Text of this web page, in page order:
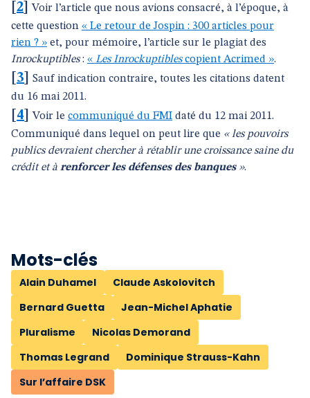
2 ]Voir l’article que nous avions consacré, à l’époque, à
cette question « Le retour de Jospin : 300 articles pour
rien ? » et, pour mémoire, l’article sur le plagiat des
Inrockuptibles: « Les Inrockuptiblescopient Acrimed ».
3
Sauf indication contraire, toutes les citations datent
du 16 mai 2011.
4 ]Voir le communiqué du FMI daté du 12 mai 2011.
Communiqué dans lequel on peut lire que « les pouvoirs
publics devraient chercher à rétablir une croissance saine du
crédit et à renforcer les défenses des banques».
Mots-clés
Alain Duhamel
Claude Askolovitch
Bernard Guetta
Jean-Michel Aphatie
Pluralisme
Nicolas Demorand
Thomas Legrand
Dominique Strauss-Kahn
Sur l’affaire DSK